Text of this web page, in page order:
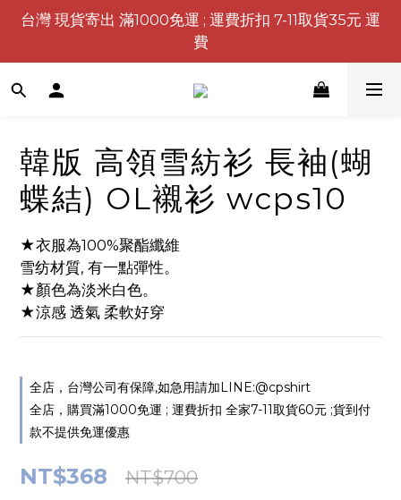
台灣 現貨寄出 滿1000免運 ; 運費折扣 7-11取貨35元 運
費
韓版 高領雪紡衫 長袖(蝴
蝶結) OL襯衫 wcps10
★衣服為100%聚酯纖維
雪纺材質, 有一點彈性。
★顏色為淡米白色。
★涼感 透氣 柔軟好穿
全店，台灣公司有保障,如急用請加LINE:@cpshirt
全店，購買滿1000免運 ; 運費折扣 全家7-11取貨60元 ;貨到付
款不提供免運優惠
NT$368 NT$700